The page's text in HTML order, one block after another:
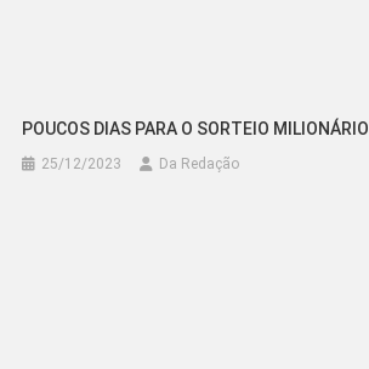
POUCOS DIAS PARA O SORTEIO MILIONÁRIO
25/12/2023 Da Redação